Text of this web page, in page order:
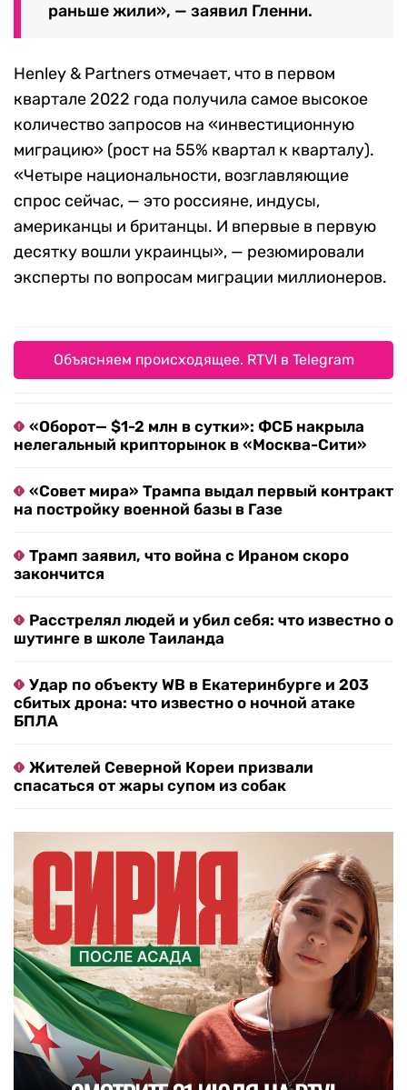
раньше жили», — заявил Гленни.
Henley & Partners отмечает, что в первом
квартале 2022 года получила самое высокое
количество запросов на «инвестиционную
миграцию» (рост на 55% квартал к кварталу).
«Четыре национальности, возглавляющие
спрос сейчас, — это россияне, индусы,
американцы и британцы. И впервые в первую
десятку вошли украинцы», — резюмировали
эксперты по вопросам миграции миллионеров.
Объясняем происходящее. RTVI в Telegram
«Оборот— $1-2 млн в сутки»: ФСБ накрыла
нелегальный крипторынок в «Москва-Сити»
«Совет мира» Трампа выдал первый контракт
на постройку военной базы в Газе
Трамп заявил, что война с Ираном скоро
закончится
Расстрелял людей и убил себя: что известно о
шутинге в школе Таиланда
Удар по объекту WB в Екатеринбурге и 203
сбитых дрона: что известно о ночной атаке
БПЛА
Жителей Северной Кореи призвали
спасаться от жары супом из собак